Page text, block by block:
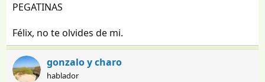
PEGATINAS
Félix, no te olvides de mi.
gonzalo y charo
hablador